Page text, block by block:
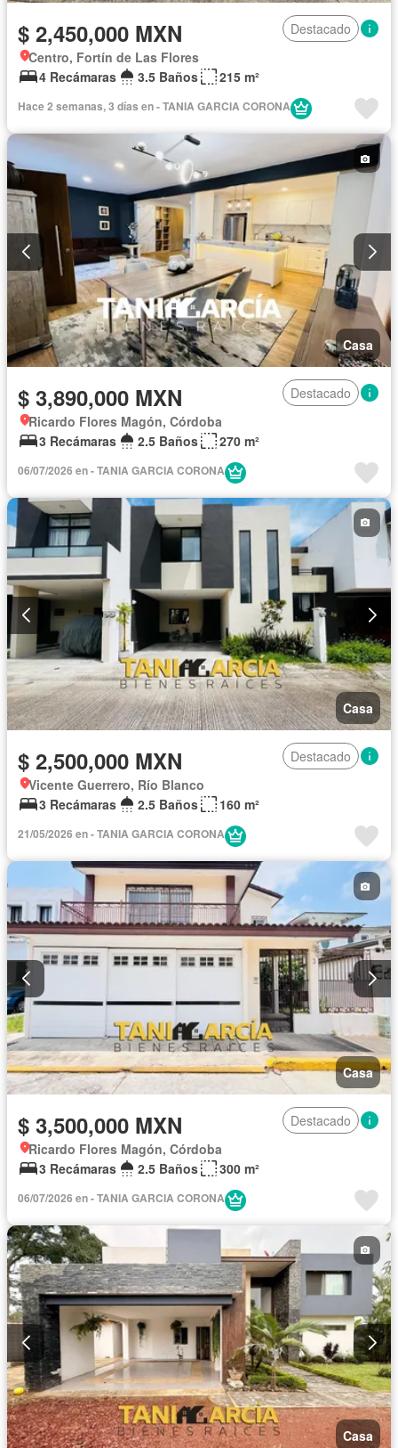
$ 2,450,000 MXN
Destacado
Centro, Fortín de Las Flores
4 Recámaras
3.5 Baños 215 m²
Hace 2 semanas, 3 días en - TANIA GARCIA CORONA
Casa
$ 3,890,000 MXN
Destacado
Ricardo Flores Magón, Córdoba
3 Recámaras
2.5 Baños 270 m²
06/07/2026 en - TANIA GARCIA CORONA
Casa
$ 2,500,000 MXN
Destacado
Vicente Guerrero, Río Blanco
3 Recámaras
2.5 Baños 160 m²
21/05/2026 en - TANIA GARCIA CORONA
Casa
$ 3,500,000 MXN
Destacado
Ricardo Flores Magón, Córdoba
3 Recámaras
2.5 Baños 300 m²
06/07/2026 en - TANIA GARCIA CORONA
Casa